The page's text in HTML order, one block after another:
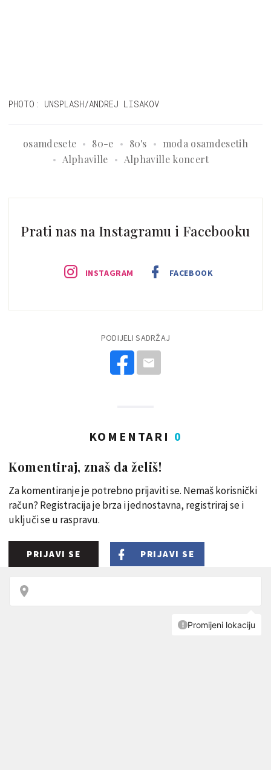
PHOTO: UNSPLASH/ANDREJ LISAKOV
osamdesete 80-e 80's
moda osamdesetih
Alphaville
Alphaville koncert
Prati nas na Instagramu i Facebooku
INSTAGRAM FACEBOOK
PODIJELI SADRŽAJ
KOMENTARI 0
Komentiraj, znaš da želiš!
Za komentiranje je potrebno prijaviti se. Nemaš korisnički
račun? Registracija je brza i jednostavna, registriraj se i
uključi se u raspravu.
PRIJAVI SE PRIJAVI SE